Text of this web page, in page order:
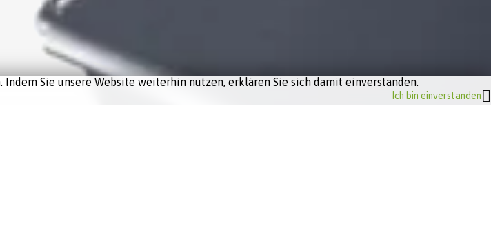
Sie unsere Website weiterhin nutzen, erklären Sie sich damit einverstanden.
Ich bin einverstanden